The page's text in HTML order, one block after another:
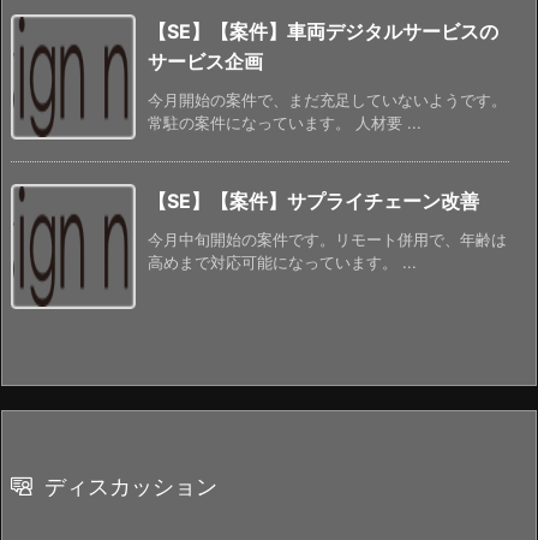
【SE】【案件】車両デジタルサービスの
サービス企画
今月開始の案件で、まだ充足していないようです。
常駐の案件になっています。 人材要 ...
【SE】【案件】サプライチェーン改善
今月中旬開始の案件です。リモート併用で、年齢は
高めまで対応可能になっています。 ...
ディスカッション